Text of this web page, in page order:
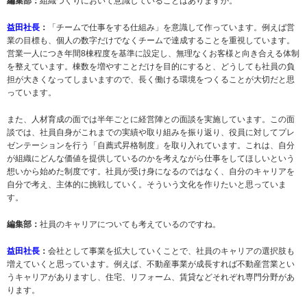
益田社長 ：
「チームで仕事をする仕組み」を意識して作っています。例えば営
業の目標も、個人の数字だけでなくチームで達成することを重視しています。
営業一人につき年間8棟程度を基準に設定し、無理なくお客様と向き合える体制
を整えています。棟数を増やすことだけを目的にすると、どうしても社員の負
担が大きくなってしまいますので、長く働ける環境をつくることが大切だと思
っています。
また、人材育成の面では半年ごとに経営陣との面談を実施しています。この面
談では、社員自身がこれまでの実績や取り組みを振り返り、役員に対してプレ
ゼンテーションを行う「自薦式昇格制度」を取り入れています。これは、自分
が組織にどんな価値を提供しているのかを考えながら仕事をしてほしいという
想いから始めた制度です。社員が受け身になるのではなく、自分のキャリアを
自分で考え、主体的に挑戦していく。そういう文化を作りたいと思っていま
す。
編集部： 社員のキャリアについても考えているのですね。
益田社長 ： 会社として事業を拡大していくことで、社員のキャリアの選択肢も
増えていくと思っています。例えば、不動産事業が成長すれば不動産営業とい
うキャリアがありますし、住宅、リフォーム、賃貸などそれぞれ専門分野があ
ります。